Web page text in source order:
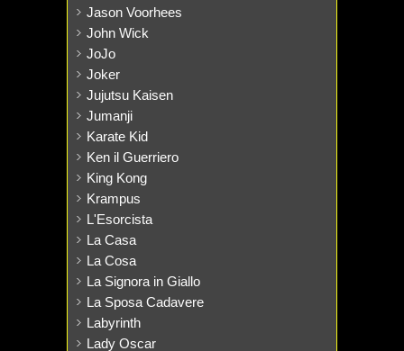
Jason Voorhees
John Wick
JoJo
Joker
Jujutsu Kaisen
Jumanji
Karate Kid
Ken il Guerriero
King Kong
Krampus
L'Esorcista
La Casa
La Cosa
La Signora in Giallo
La Sposa Cadavere
Labyrinth
Lady Oscar